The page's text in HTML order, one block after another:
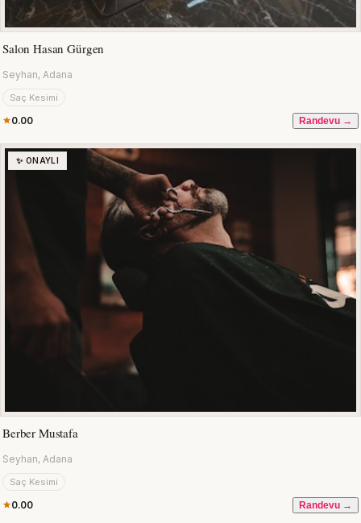
Salon Hasan Gürgen
Seyhan, Adana
Saç Kesimi
0.00 Randevu →
✨ ONAYLI
Berber Mustafa
Seyhan, Adana
Saç Kesimi
0.00 Randevu →